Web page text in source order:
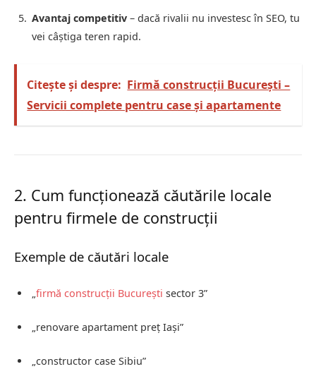
Avantaj competitiv – dacă rivalii nu investesc în SEO, tu
vei câștiga teren rapid.
Citește și despre: Firmă construcții București –
Servicii complete pentru case și apartamente
2. Cum funcționează căutările locale
pentru firmele de construcții
Exemple de căutări locale
„firmă construcții București sector 3”
„renovare apartament preț Iași”
„constructor case Sibiu”